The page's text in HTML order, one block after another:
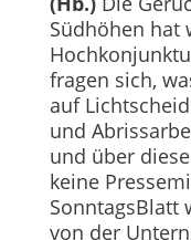
Südhöhen hat
fragen sich,
auf
und
und über
keine
SonntagsBlatt
von der